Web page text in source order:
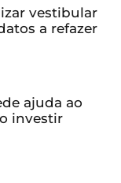
vestibular
a refazer
ajuda ao
investir